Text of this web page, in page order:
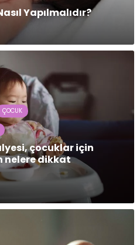
Yapılmalıdır?
ÇOCUK
çocuklar için
nelere dikkat